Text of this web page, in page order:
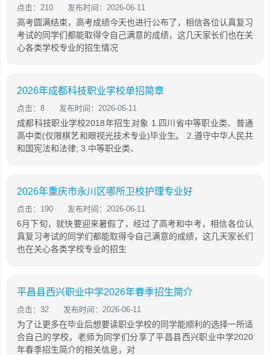
点击：210 发布时间：2026-06-11
高考圆满结束，高考成绩今天也进行公布了，相信各位认真复习
考试的同学们都能取得令自己满意的成绩，这几天家长们也在关
心各类学校专业的招生情况
2026年成都科技职业学校单招简章
点击：8 发布时间：2026-06-11
成都科技职业学校2018年招生对象 1.四川省中等职业类、普通
高中类(仅限棋艺和眼视光技术专业)毕业生。 2.遵守中华人民共
和国宪法和法律; 3.中等职业类、
2026年重庆市永川区哪所卫校护理专业好
点击：190 发布时间：2026-06-11
6月下旬，就快要迎来暑假了，经过了高考和中考，相信各位认
真复习考试的同学们都能取得令自己满意的成绩，这几天家长们
也在关心各类学校专业的招生
平昌县西兴职业中学2026年春季招生简介
点击：32 发布时间：2026-06-11
为了让更多在毕业后想要读职业学校的同学能顺利的选择一所适
合自己的学校，老师为同学们分享了平昌县西兴职业中学2020
年春季招生简介的相关信息，对